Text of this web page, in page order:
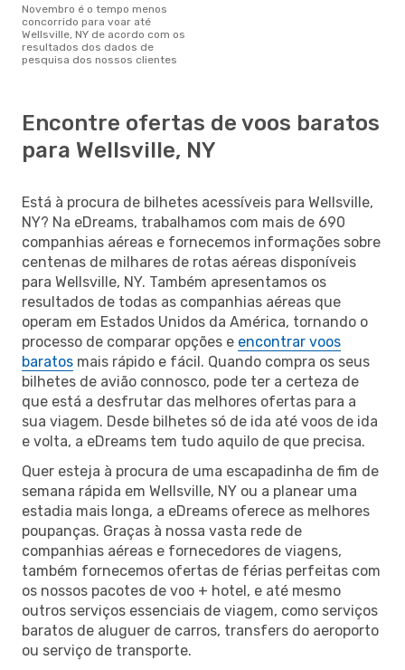
novembro é o tempo menos
concorrido para voar até
Wellsville, NY de acordo com os
resultados dos dados de
pesquisa dos nossos clientes
Encontre ofertas de voos baratos
para Wellsville, NY
Está à procura de bilhetes acessíveis para Wellsville,
NY? Na eDreams, trabalhamos com mais de 690
companhias aéreas e fornecemos informações sobre
centenas de milhares de rotas aéreas disponíveis
para Wellsville, NY. Também apresentamos os
resultados de todas as companhias aéreas que
operam em Estados Unidos da América, tornando o
processo de comparar opções e encontrar voos
baratos mais rápido e fácil. Quando compra os seus
bilhetes de avião connosco, pode ter a certeza de
que está a desfrutar das melhores ofertas para a
sua viagem. Desde bilhetes só de ida até voos de ida
e volta, a eDreams tem tudo aquilo de que precisa.
Quer esteja à procura de uma escapadinha de fim de
semana rápida em Wellsville, NY ou a planear uma
estadia mais longa, a eDreams oferece as melhores
poupanças. Graças à nossa vasta rede de
companhias aéreas e fornecedores de viagens,
também fornecemos ofertas de férias perfeitas com
os nossos pacotes de voo + hotel, e até mesmo
outros serviços essenciais de viagem, como serviços
baratos de aluguer de carros, transfers do aeroporto
ou serviço de transporte.